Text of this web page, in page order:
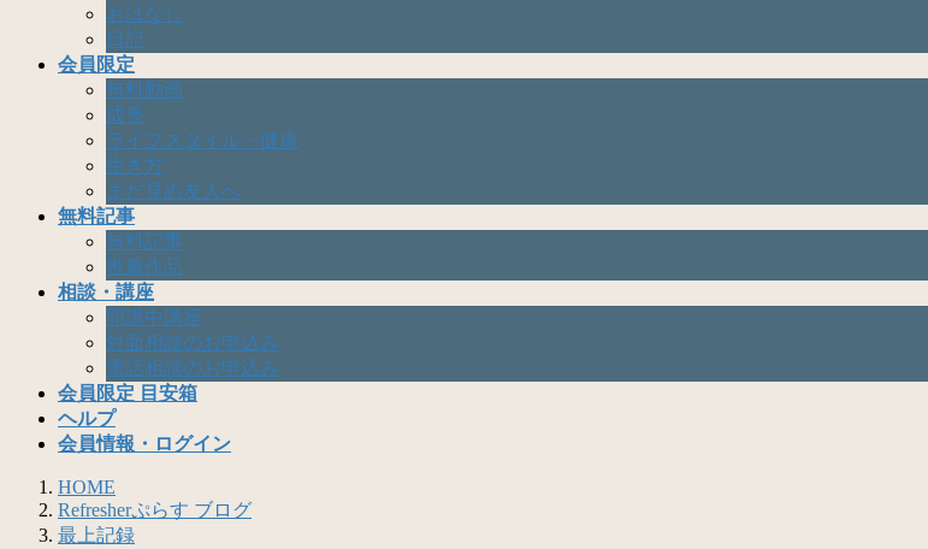
おはなし
日記
会員限定
無料動画
成長
ライフスタイル・健康
生き方
まだ見ぬ友人へ
無料記事
無料記事
推薦作品
相談・講座
開講中講座
対面相談のお申込み
電話相談のお申込み
会員限定 目安箱
ヘルプ
会員情報・ログイン
HOME
Refresherぷらす ブログ
最上記録